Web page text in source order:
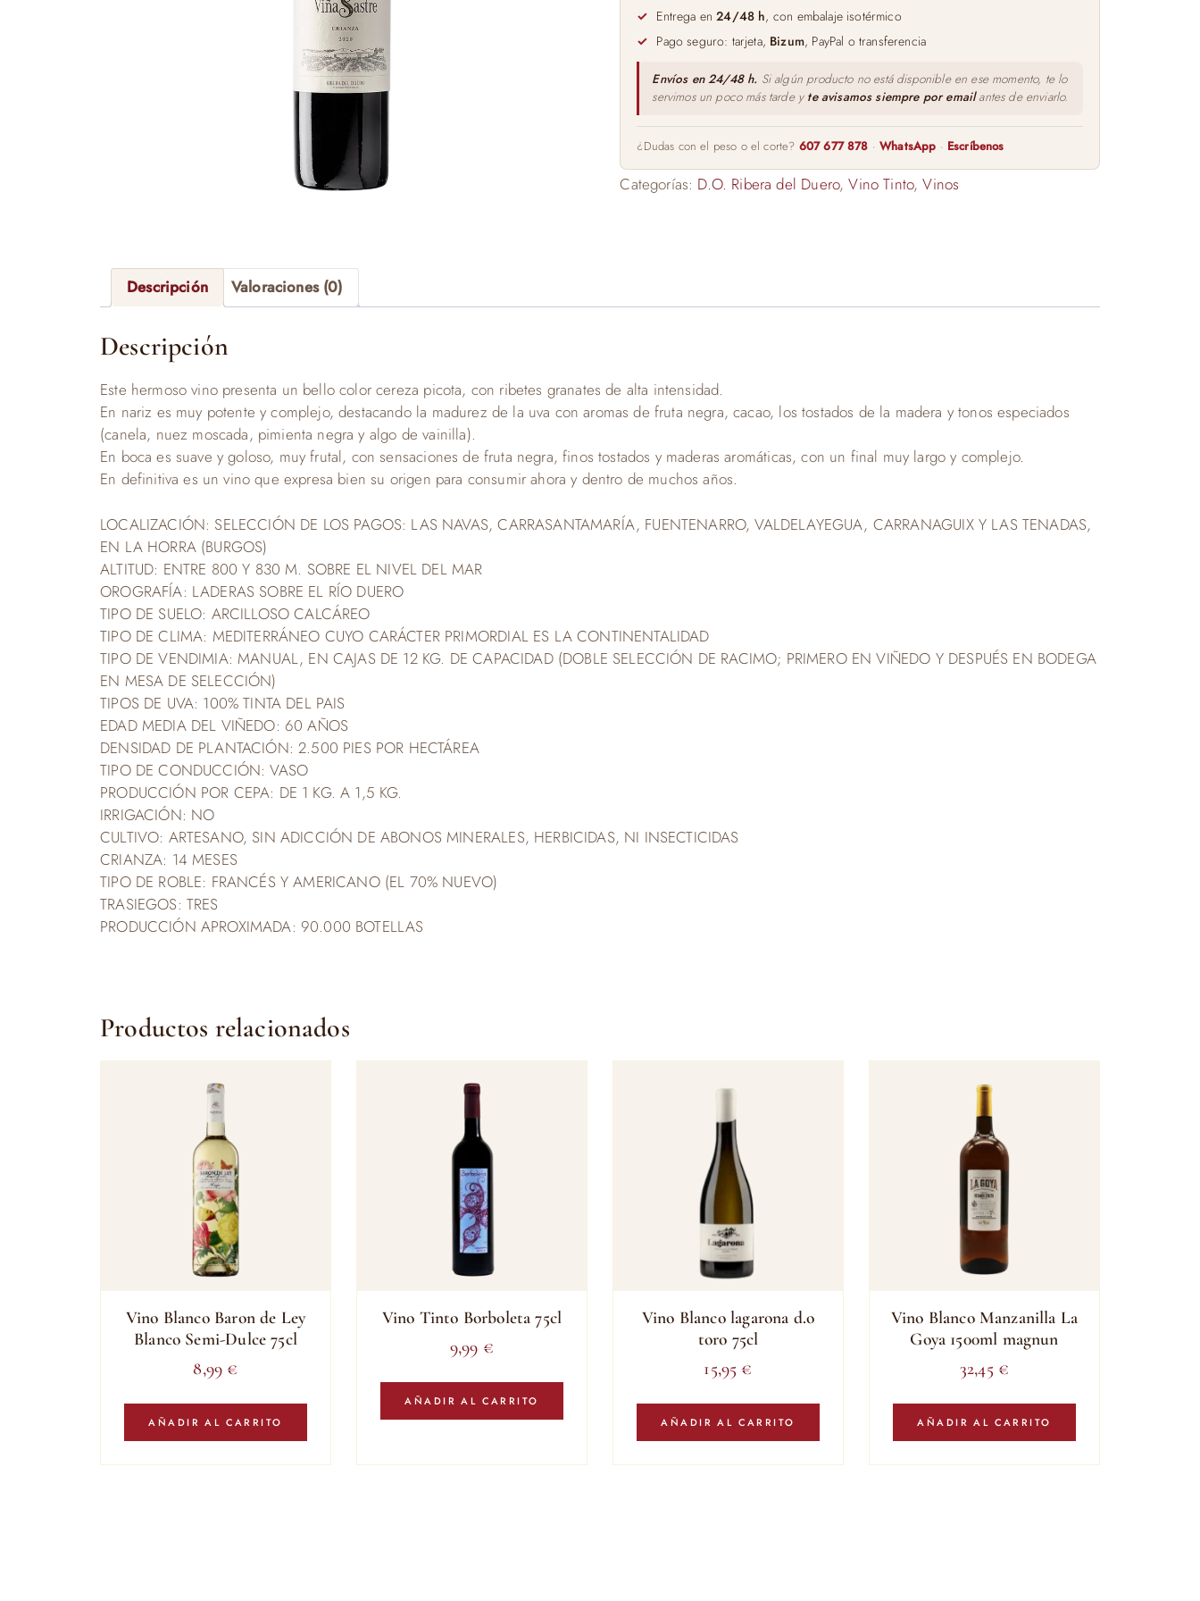
75cl
cantidad
Entrega en24/48 h, con embalaje isotérmico
Pago seguro: tarjeta, Bizum, PayPal o transferencia
Envíos en 24/48 h. Si algún producto no está disponible en ese momento, te lo
servimos un poco más tarde y te avisamos siempre por emailantes de enviarlo.
¿Dudas con el peso o el corte? 607 677 878 ·WhatsApp · Escríbenos
Categorías: D.O. Ribera del Duero,Vino Tinto,Vinos
Descripción Valoraciones (0)
Descripción
Este hermoso vino presenta un bello color cereza picota, con ribetes granates de alta intensidad.
En nariz es muy potente y complejo, destacando la madurez de la uva con aromas de fruta negra, cacao, los tostados de la madera y tonos especiados
(canela, nuez moscada, pimienta negra y algo de vainilla).
En boca es suave y goloso, muy frutal, con sensaciones de fruta negra, finos tostados y maderas aromáticas, con un final muy largo y complejo.
En definitiva es un vino que expresa bien su origen para consumir ahora y dentro de muchos años.
LOCALIZACIÓN: SELECCIÓN DE LOS PAGOS: LAS NAVAS, CARRASANTAMARÍA, FUENTENARRO, VALDELAYEGUA, CARRANAGUIX Y LAS TENADAS,
EN LA HORRA (BURGOS)
ALTITUD: ENTRE 800 Y 830 M. SOBRE EL NIVEL DEL MAR
OROGRAFÍA: LADERAS SOBRE EL RÍO DUERO
TIPO DE SUELO: ARCILLOSO CALCÁREO
TIPO DE CLIMA: MEDITERRÁNEO CUYO CARÁCTER PRIMORDIAL ES LA CONTINENTALIDAD
TIPO DE VENDIMIA: MANUAL, EN CAJAS DE 12 KG. DE CAPACIDAD (DOBLE SELECCIÓN DE RACIMO; PRIMERO EN VIÑEDO Y DESPUÉS EN BODEGA
EN MESA DE SELECCIÓN)
TIPOS DE UVA: 100% TINTA DEL PAIS
EDAD MEDIA DEL VIÑEDO: 60 AÑOS
DENSIDAD DE PLANTACIÓN: 2.500 PIES POR HECTÁREA
TIPO DE CONDUCCIÓN: VASO
PRODUCCIÓN POR CEPA: DE 1 KG. A 1,5 KG.
IRRIGACIÓN: NO
CULTIVO: ARTESANO, SIN ADICCIÓN DE ABONOS MINERALES, HERBICIDAS, NI INSECTICIDAS
CRIANZA: 14 MESES
TIPO DE ROBLE: FRANCÉS Y AMERICANO (EL 70% NUEVO)
TRASIEGOS: TRES
PRODUCCIÓN APROXIMADA: 90.000 BOTELLAS
Productos relacionados
Vino Blanco Baron de Ley
Blanco Semi-Dulce 75cl
8,99 €
AÑADIR AL CARRITO
Vino Tinto Borboleta 75cl
9,99 €
AÑADIR AL CARRITO
Vino Blanco lagarona d.o
toro 75cl
15,95 €
AÑADIR AL CARRITO
Vino Blanco Manzanilla La
Goya 1500ml magnun
32,45 €
AÑADIR AL CARRITO